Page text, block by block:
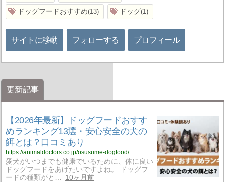
ドッグフードおすすめ 13 ドッグ 1
サイトに移動 フォローする プロフィール
更新記事
【2026年最新】ドッグフードおすす
めランキング13選・安心安全の犬の
餌とは？口コミあり
https://animaldoctors.co.jp/osusume-dogfood/
愛犬がいつまでも健康でいるために、体に良い
ドッグフードをあげたいですよね。 ドッグフ
ードの種類がと…
10ヶ月前